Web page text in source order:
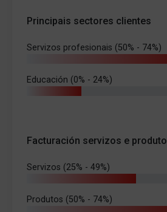
Principais sectores clientes
Servizos profesionais (50% - 74%)
Educación (0% - 24%)
Facturación servizos e produto
Servizos (25% - 49%)
Produtos (50% - 74%)